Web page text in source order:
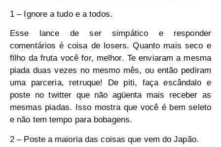
1 – Ignore a tudo e a todos.
Esse lance de ser simpático e responder
comentários é coisa de losers. Quanto mais seco e
filho da fruta você for, melhor. Te enviaram a mesma
piada duas vezes no mesmo mês, ou então pediram
uma parceria, retruque! De piti, faça escândalo e
poste no twitter que não agüenta mais receber as
mesmas piadas. Isso mostra que você é bem seleto
e não tem tempo para bobagens.
2 – Poste a maioria das coisas que vem do Japão.